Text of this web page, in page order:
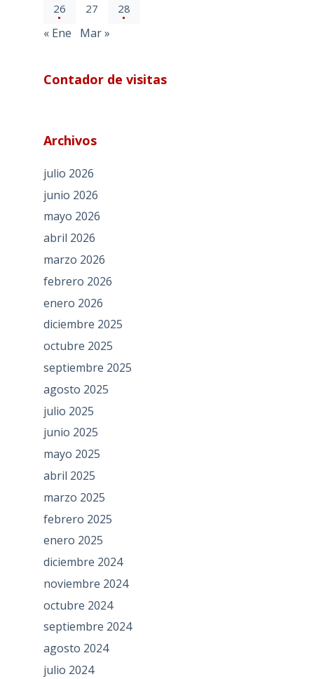
26 27 28
« Ene Mar »
Contador de visitas
Archivos
julio 2026
junio 2026
mayo 2026
abril 2026
marzo 2026
febrero 2026
enero 2026
diciembre 2025
octubre 2025
septiembre 2025
agosto 2025
julio 2025
junio 2025
mayo 2025
abril 2025
marzo 2025
febrero 2025
enero 2025
diciembre 2024
noviembre 2024
octubre 2024
septiembre 2024
agosto 2024
julio 2024